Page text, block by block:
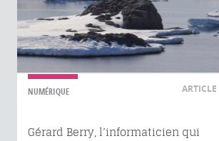
NUMÉRIQUE ARTICLE
Gérard Berry, l’informaticien qui